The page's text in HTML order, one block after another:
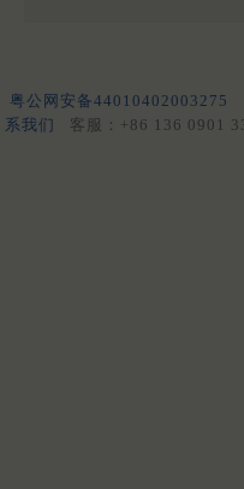
粤公网安备44010402003275
系我们
客服：+86 136 0901